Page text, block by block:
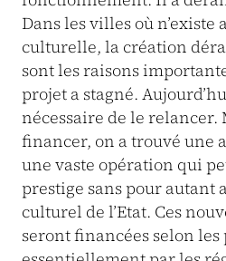
Dans les villes où
culturelle, la création
sont les raisons
projet a stagné.
nécessaire de le relancer.
financer, on a trouvé une
une vaste opération qui
prestige sans pour autant
culturel de l’Etat. Ces
seront financées selon les